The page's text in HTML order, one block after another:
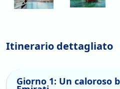
Itinerario dettagliato
Giorno 1: Un caloroso